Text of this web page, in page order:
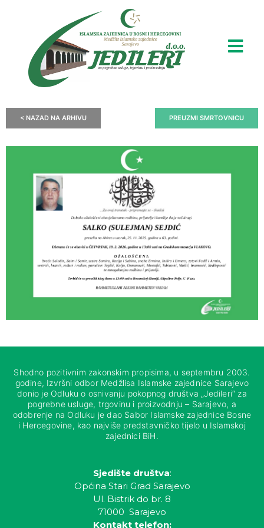
< NAZAD NA ARHIVU PREUZMI SMRTOVNICU
Shodno pozitivnim zakonskim propisima, u septembru 2003.
godine, Izvršni odbor Medžlisa Islamske zajednice Sarajevo
donio je Odluku o osnivanju pokopnog društva „Jedileri“ za
pogrebne usluge, trgovinu i proizvodnju – Sarajevo, a
odobrenje na Odluku je dao Sabor Islamske zajednice Bosne
i Hercegovine, kao najviše predstavničko tijelo u Islamskoj
zajednici BiH.
Sjedište društva:
Općina Stari Grad Sarajevo
Ul. Bistrik do br. 8
71000 Sarajevo
Kontakt telefon: